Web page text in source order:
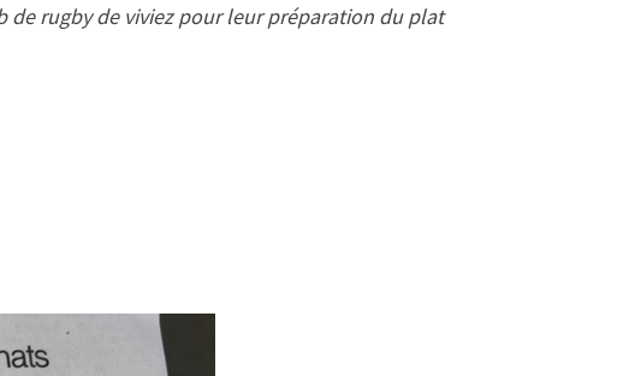
rugby de viviez pour leur préparation du plat